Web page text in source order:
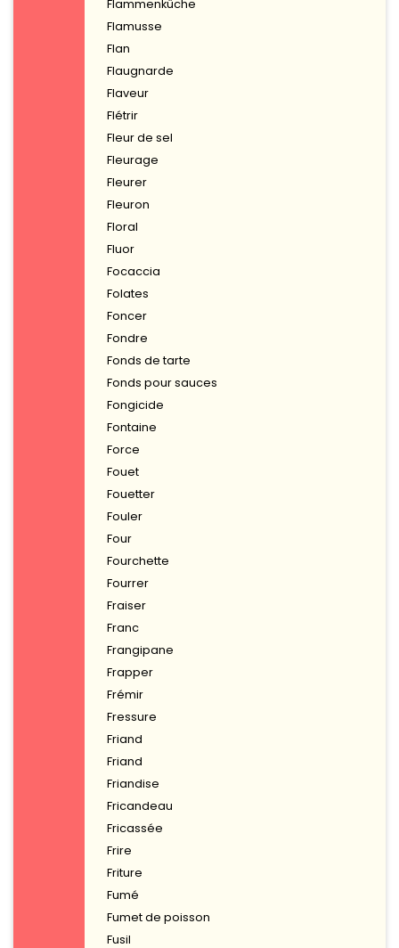
Flammenküche
Flamusse
Flan
Flaugnarde
Flaveur
Flétrir
Fleur de sel
Fleurage
Fleurer
Fleuron
Floral
Fluor
Focaccia
Folates
Foncer
Fondre
Fonds de tarte
Fonds pour sauces
Fongicide
Fontaine
Force
Fouet
Fouetter
Fouler
Four
Fourchette
Fourrer
Fraiser
Franc
Frangipane
Frapper
Frémir
Fressure
Friand
Friand
Friandise
Fricandeau
Fricassée
Frire
Friture
Fumé
Fumet de poisson
Fusil